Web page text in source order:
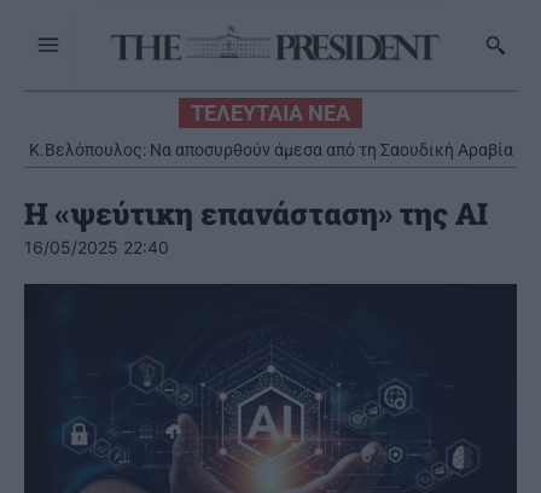
ΤΕΛΕΥΤΑΙΑ ΝΕΑ
Κ.Βελόπουλος: Να αποσυρθούν άμεσα από τη Σαουδική Αραβία
οι ελληνικοί Patriot
Η «ψεύτικη επανάσταση» της ΑΙ
16/05/2025 22:40